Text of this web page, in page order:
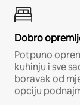
Dobro
Potpuno
kuhinju i sve
boravak od
opciju